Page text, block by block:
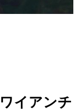
イアンチ